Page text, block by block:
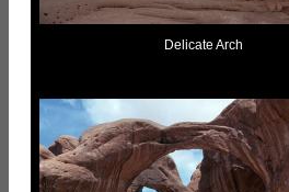
Delicate Arch